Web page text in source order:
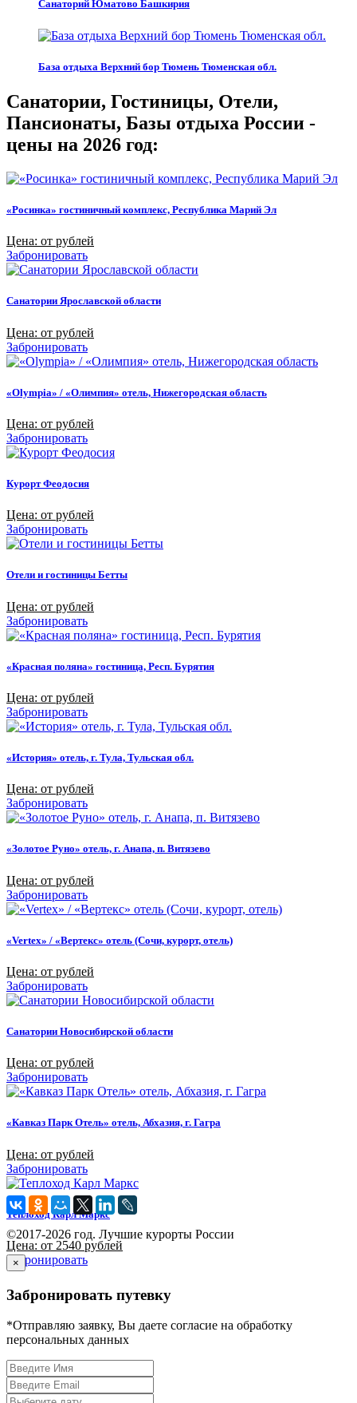
Санаторий Юматово Башкирия
База отдыха Верхний бор Тюмень Тюменская обл.
Санатории, Гостиницы, Отели,
Пансионаты, Базы отдыха России -
цены на 2026 год:
«Росинка» гостиничный комплекс, Республика Марий Эл
Цена: от рублей
Забронировать
Санатории Ярославской области
Цена: от рублей
Забронировать
«Olympia» / «Олимпия» отель, Нижегородская область
Цена: от рублей
Забронировать
Курорт Феодосия
Цена: от рублей
Забронировать
Отели и гостиницы Бетты
Цена: от рублей
Забронировать
«Красная поляна» гостиница, Респ. Бурятия
Цена: от рублей
Забронировать
«История» отель, г. Тула, Тульская обл.
Цена: от рублей
Забронировать
«Золотое Руно» отель, г. Анапа, п. Витязево
Цена: от рублей
Забронировать
«Vertex» / «Вертекс» отель (Сочи, курорт, отель)
Цена: от рублей
Забронировать
Санатории Новосибирской области
Цена: от рублей
Забронировать
«Кавказ Парк Отель» отель, Абхазия, г. Гагра
Цена: от рублей
Забронировать
Теплоход Карл Маркс
Цена: от 2540 рублей
Забронировать
©2017-2026 год. Лучшие курорты России
×
Забронировать путевку
*Отправляю заявку, Вы даете согласие на обработку
персональных данных